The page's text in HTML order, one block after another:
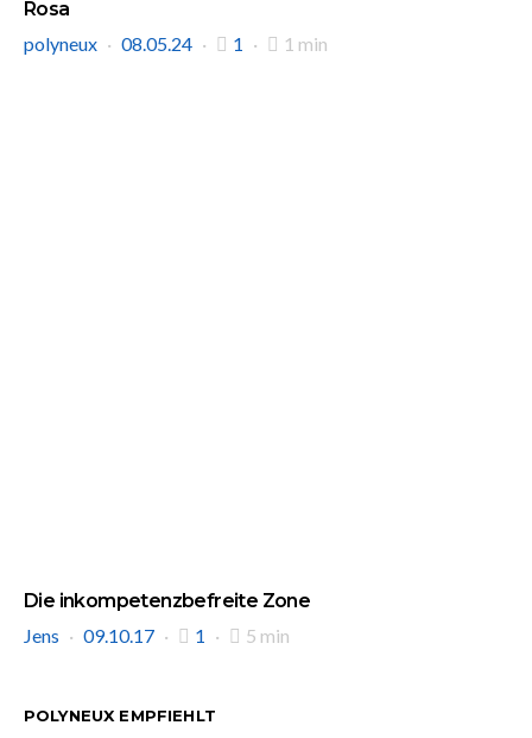
Rosa
polyneux
08.05.24 1 1 min
Die inkompetenzbefreite Zone
Jens
09.10.17 1 5 min
POLYNEUX EMPFIEHLT